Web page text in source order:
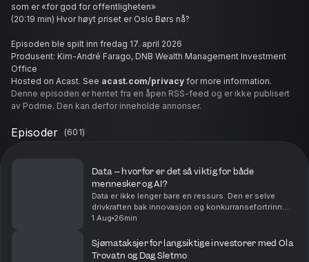
som er «for god for offentligheten»
(20:19 min) Hvor høyt priset er Oslo Børs nå?
Episoden ble spilt inn fredag 17. april 2026
Produsent: Kim-André Farago, DNB Wealth Management Investment
Office
Hosted on Acast. See acast.com/privacy for more information.
Denne episoden er hentet fra en åpen RSS-feed og er ikke publisert
av Podme. Den kan derfor inneholde annonser.
Episoder (601)
Data – hvorfor er det så viktig for både
mennesker og AI?
Data er ikke lenger bare en ressurs. Den er selve
drivkraften bak innovasjon og konkurransefortrinn.
Det er på mange måter den nye oljen.Men ikke all data
1 Aug 26min
Sjømataksjer for langsiktige investorer med Ola
Trovatn og Dag Sletmo